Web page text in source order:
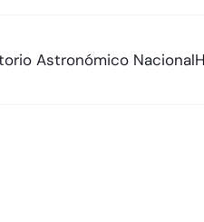
Astronómico Nacional